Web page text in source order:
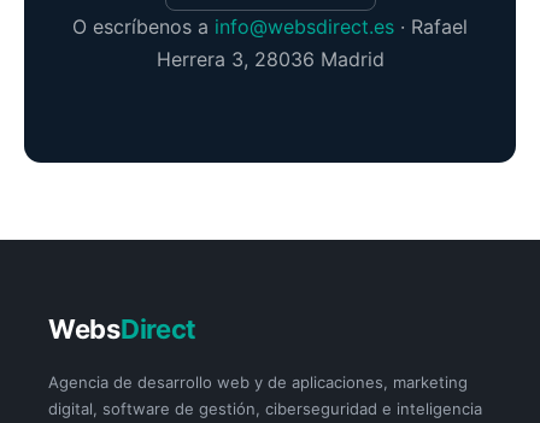
O escríbenos a info@websdirect.es · Rafael
Herrera 3, 28036 Madrid
WebsDirect
Agencia de desarrollo web y de aplicaciones, marketing
digital, software de gestión, ciberseguridad e inteligencia